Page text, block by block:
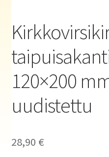
120×200
uudistettu
28,90 €